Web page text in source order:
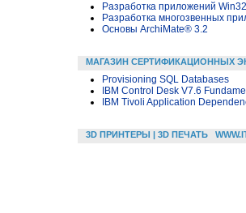
Разработка приложений
Разработка многозвенных
Основы ArchiMate® 3.2
МАГАЗИН СЕРТИФИКАЦИОННЫХ
Provisioning SQL Databases
IBM Control Desk V7.6
IBM Tivoli Application
3D ПРИНТЕРЫ | 3D ПЕЧАТЬ